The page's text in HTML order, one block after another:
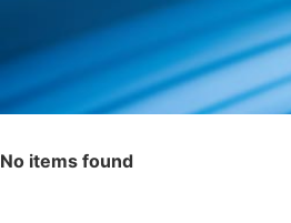
No items found